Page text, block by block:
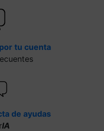
tu cuenta
de ayudas
IA